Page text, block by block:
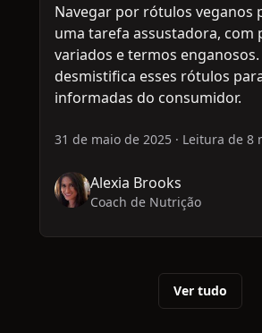
Navegar por rótulos veganos
uma tarefa assustadora, com
variados e termos
desmistifica esses rótulos
informadas do consumidor.
31 de maio de 2025 · Leitura de 8
Alexia Brooks
Coach de Nutrição
Ver tudo